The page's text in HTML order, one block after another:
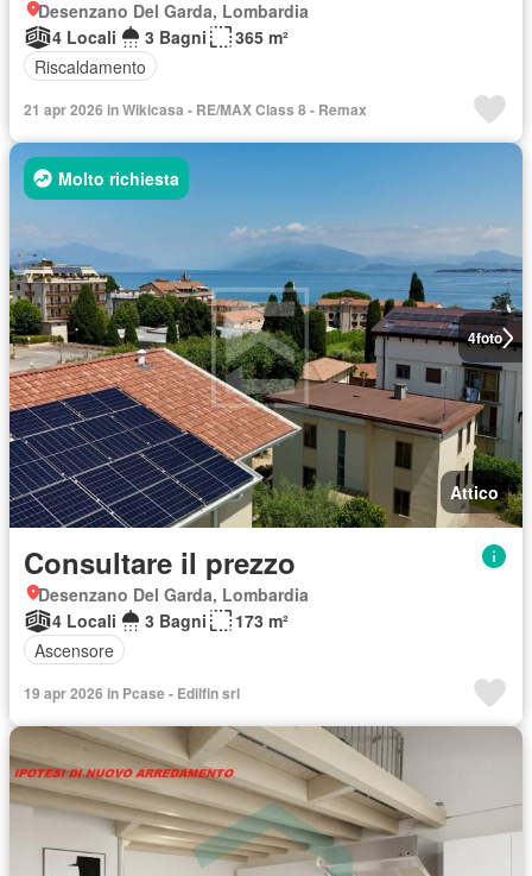
Desenzano Del Garda, Lombardia
4 Locali
3 Bagni
365 m²
Riscaldamento
21 apr 2026 in Wikicasa - RE/MAX Class 8 - Remax
4foto
Molto richiesta
Attico
Consultare il prezzo
Desenzano Del Garda, Lombardia
4 Locali
3 Bagni
173 m²
Ascensore
19 apr 2026 in Pcase - Edilfin srl